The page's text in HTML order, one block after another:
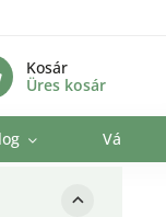
Kosár
Üres kosár